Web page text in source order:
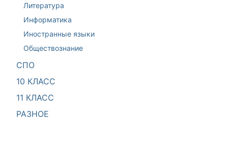
Литература
Информатика
Иностранные языки
Обществознание
СПО
10 КЛАСС
11 КЛАСС
РАЗНОЕ